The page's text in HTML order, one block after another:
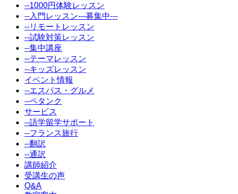
--1000円体験レッスン
--入門レッスン---募集中---
--リモートレッスン
--試験対策レッスン
--集中講座
--テーマレッスン
--キッズレッスン
イベント情報
--エスパス・グルメ
--ペタンク
サービス
--語学留学サポート
--フランス旅行
--翻訳
--通訳
講師紹介
受講生の声
Q&A